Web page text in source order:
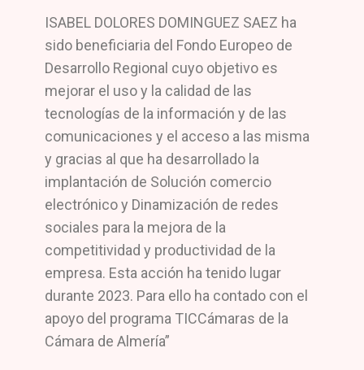
ISABEL DOLORES DOMINGUEZ SAEZ ha
sido beneficiaria del Fondo Europeo de
Desarrollo Regional cuyo objetivo es
mejorar el uso y la calidad de las
tecnologías de la información y de las
comunicaciones y el acceso a las misma
y gracias al que ha desarrollado la
implantación de Solución comercio
electrónico y Dinamización de redes
sociales para la mejora de la
competitividad y productividad de la
empresa. Esta acción ha tenido lugar
durante 2023. Para ello ha contado con el
apoyo del programa TICCámaras de la
Cámara de Almería”